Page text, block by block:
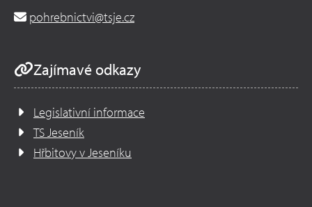
pohrebnictvi@tsje.cz
Zajímavé odkazy
Legislativní informace
TS Jeseník
Hřbitovy v Jeseníku